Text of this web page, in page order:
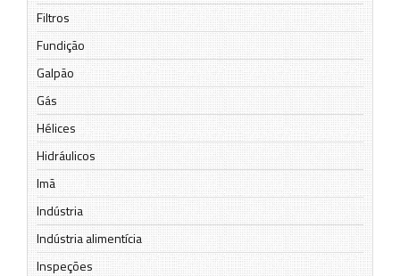
Filtros
Fundição
Galpão
Gás
Hélices
Hidráulicos
Imã
Indústria
Indústria alimentícia
Inspeções